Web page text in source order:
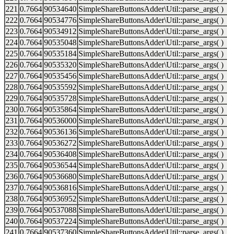
221 0.7664 90534640 SimpleShareButtonsAdder\Util::parse_args( )
222 0.7664 90534776 SimpleShareButtonsAdder\Util::parse_args( )
223 0.7664 90534912 SimpleShareButtonsAdder\Util::parse_args( )
224 0.7664 90535048 SimpleShareButtonsAdder\Util::parse_args( )
225 0.7664 90535184 SimpleShareButtonsAdder\Util::parse_args( )
226 0.7664 90535320 SimpleShareButtonsAdder\Util::parse_args( )
227 0.7664 90535456 SimpleShareButtonsAdder\Util::parse_args( )
228 0.7664 90535592 SimpleShareButtonsAdder\Util::parse_args( )
229 0.7664 90535728 SimpleShareButtonsAdder\Util::parse_args( )
230 0.7664 90535864 SimpleShareButtonsAdder\Util::parse_args( )
231 0.7664 90536000 SimpleShareButtonsAdder\Util::parse_args( )
232 0.7664 90536136 SimpleShareButtonsAdder\Util::parse_args( )
233 0.7664 90536272 SimpleShareButtonsAdder\Util::parse_args( )
234 0.7664 90536408 SimpleShareButtonsAdder\Util::parse_args( )
235 0.7664 90536544 SimpleShareButtonsAdder\Util::parse_args( )
236 0.7664 90536680 SimpleShareButtonsAdder\Util::parse_args( )
237 0.7664 90536816 SimpleShareButtonsAdder\Util::parse_args( )
238 0.7664 90536952 SimpleShareButtonsAdder\Util::parse_args( )
239 0.7664 90537088 SimpleShareButtonsAdder\Util::parse_args( )
240 0.7664 90537224 SimpleShareButtonsAdder\Util::parse_args( )
241 0.7664 90537360 SimpleShareButtonsAdder\Util::parse_args( )